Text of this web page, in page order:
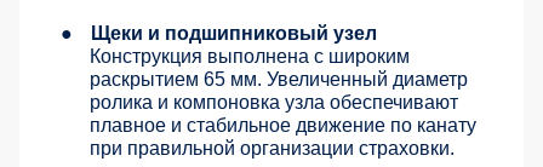
●
Щеки и подшипниковый узел
Конструкция выполнена с широким
раскрытием 65 мм. Увеличенный диаметр
ролика и компоновка узла обеспечивают
плавное и стабильное движение по канату
при правильной организации страховки.